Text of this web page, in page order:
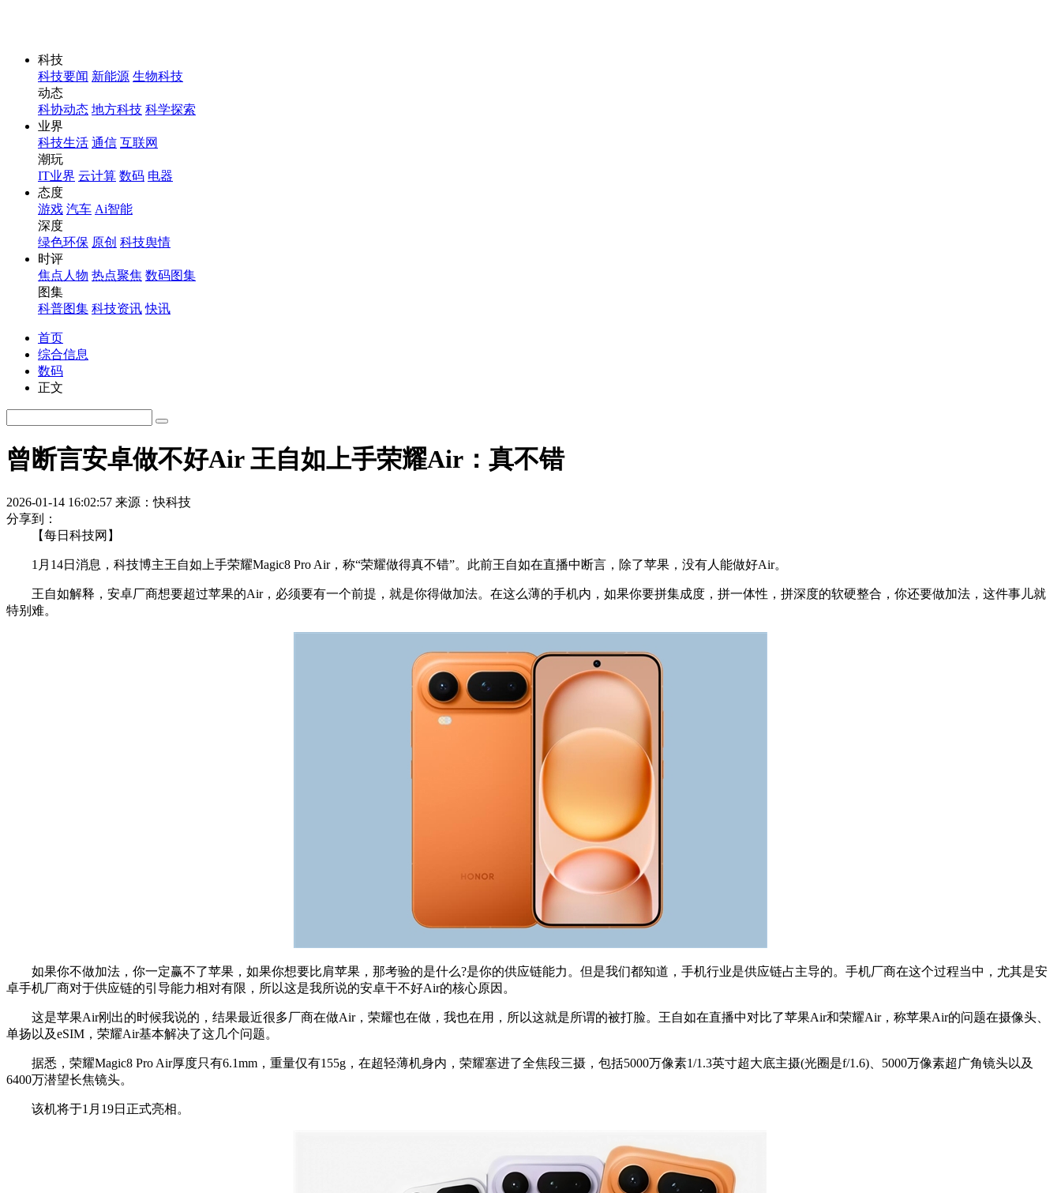
科技
科技要闻 新能源 生物科技
动态
科协动态 地方科技 科学探索
业界
科技生活 通信 互联网
潮玩
IT业界 云计算 数码 电器
态度
游戏 汽车 Ai智能
深度
绿色环保 原创 科技舆情
时评
焦点人物 热点聚焦 数码图集
图集
科普图集 科技资讯 快讯
首页
综合信息
数码
正文
曾断言安卓做不好Air 王自如上手荣耀Air：真不错
2026-01-14 16:02:57 来源：快科技
分享到：
【每日科技网】
1月14日消息，科技博主王自如上手荣耀Magic8 Pro Air，称“荣耀做得真不错”。此前王自如在直播中断言，除了苹果，没有人能做好Air。
王自如解释，安卓厂商想要超过苹果的Air，必须要有一个前提，就是你得做加法。在这么薄的手机内，如果你要拼集成度，拼一体性，拼深度的软硬整合，你还要做加法，这件事儿就
特别难。
如果你不做加法，你一定赢不了苹果，如果你想要比肩苹果，那考验的是什么?是你的供应链能力。但是我们都知道，手机行业是供应链占主导的。手机厂商在这个过程当中，尤其是安
卓手机厂商对于供应链的引导能力相对有限，所以这是我所说的安卓干不好Air的核心原因。
这是苹果Air刚出的时候我说的，结果最近很多厂商在做Air，荣耀也在做，我也在用，所以这就是所谓的被打脸。王自如在直播中对比了苹果Air和荣耀Air，称苹果Air的问题在摄像头、
单扬以及eSIM，荣耀Air基本解决了这几个问题。
据悉，荣耀Magic8 Pro Air厚度只有6.1mm，重量仅有155g，在超轻薄机身内，荣耀塞进了全焦段三摄，包括5000万像素1/1.3英寸超大底主摄(光圈是f/1.6)、5000万像素超广角镜头以及
6400万潜望长焦镜头。
该机将于1月19日正式亮相。